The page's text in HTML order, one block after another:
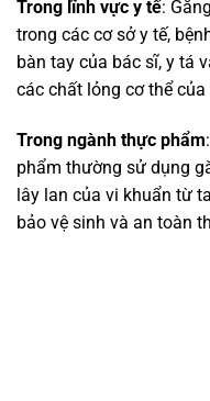
Trong lĩnh vực y tế:
trong các cơ sở y tế,
bàn tay của bác sĩ, y tá
các chất lỏng cơ thể của
Trong ngành thực phẩm
phẩm thường sử dụng
lây lan của vi khuẩn từ
bảo vệ sinh và an toàn